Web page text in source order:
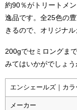
約90％がトリートメ
逸品です。全25色の
きるので、オリジナ
200gでセミロングま
みてはいかがでしょう
エンシェールズ｜カ
メーカー